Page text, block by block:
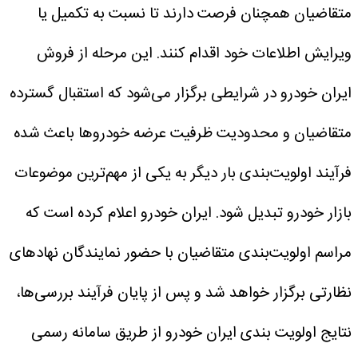
متقاضیان همچنان فرصت دارند تا نسبت به تکمیل یا
ویرایش اطلاعات خود اقدام کنند. این مرحله از فروش
ایران خودرو در شرایطی برگزار می‌شود که استقبال گسترده
متقاضیان و محدودیت ظرفیت عرضه خودروها باعث شده
فرآیند اولویت‌بندی بار دیگر به یکی از مهم‌ترین موضوعات
بازار خودرو تبدیل شود. ایران خودرو اعلام کرده است که
مراسم اولویت‌بندی متقاضیان با حضور نمایندگان نهادهای
نظارتی برگزار خواهد شد و پس از پایان فرآیند بررسی‌ها،
نتایج اولویت بندی ایران خودرو از طریق سامانه رسمی